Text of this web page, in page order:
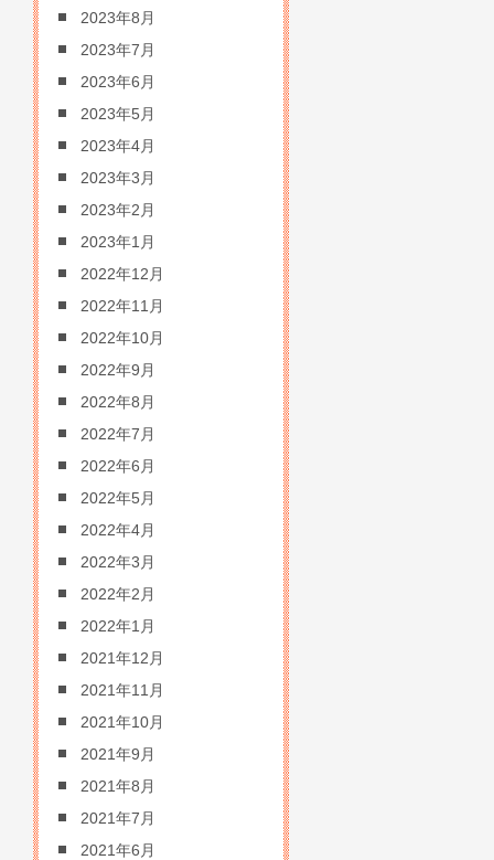
2023年8月
2023年7月
2023年6月
2023年5月
2023年4月
2023年3月
2023年2月
2023年1月
2022年12月
2022年11月
2022年10月
2022年9月
2022年8月
2022年7月
2022年6月
2022年5月
2022年4月
2022年3月
2022年2月
2022年1月
2021年12月
2021年11月
2021年10月
2021年9月
2021年8月
2021年7月
2021年6月